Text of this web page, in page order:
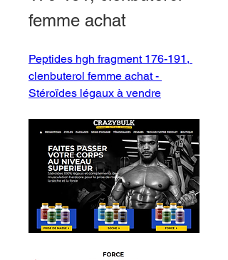
femme achat
Peptides hgh fragment 176-191,
clenbuterol femme achat -
Stéroïdes légaux à vendre